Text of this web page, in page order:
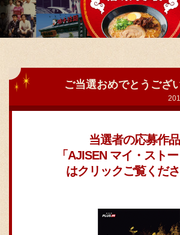
秘伝の味
味千の取り組み
お問い合わせ
ご当選おめでとうござ
当選者の応募作品
「AJISEN マイ・ストー
はクリックご覧くださ